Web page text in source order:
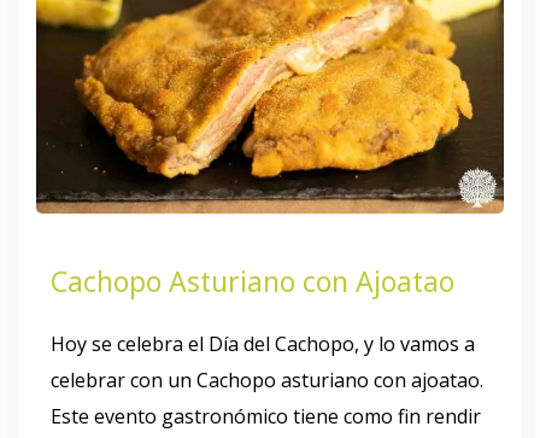
Cachopo Asturiano con Ajoatao
Hoy se celebra el Día del Cachopo, y lo vamos a
celebrar con un Cachopo asturiano con ajoatao.
Este evento gastronómico tiene como fin rendir